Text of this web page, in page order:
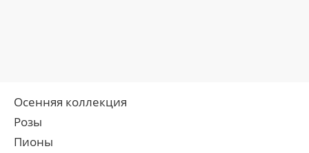
Осенняя коллекция
Розы
Пионы